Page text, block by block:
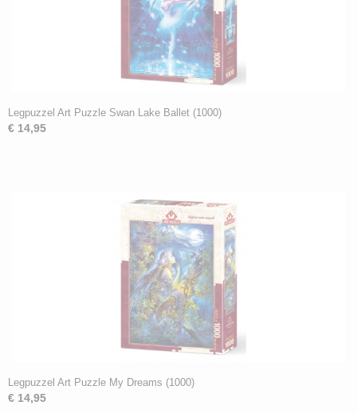
Legpuzzel Art Puzzle Swan Lake Ballet (1000)
€ 14,95
Legpuzzel Art Puzzle My Dreams (1000)
€ 14,95